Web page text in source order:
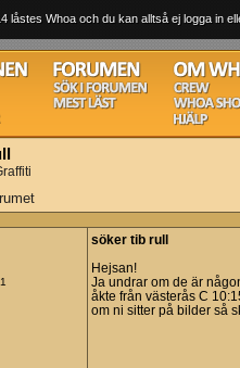
låstes Whoa och du kan alltså ej logga in
söker tib rull
Hejsan!
Ja undrar om de är
åkte från västerås C
om ni sitter på bilder så